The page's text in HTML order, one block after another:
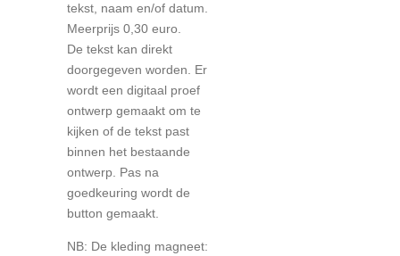
tekst, naam en/of datum.
Meerprijs 0,30 euro.
De tekst kan direkt
doorgegeven worden. Er
wordt een digitaal proef
ontwerp gemaakt om te
kijken of de tekst past
binnen het bestaande
ontwerp. Pas na
goedkeuring wordt de
button gemaakt.
NB: De kleding magneet: